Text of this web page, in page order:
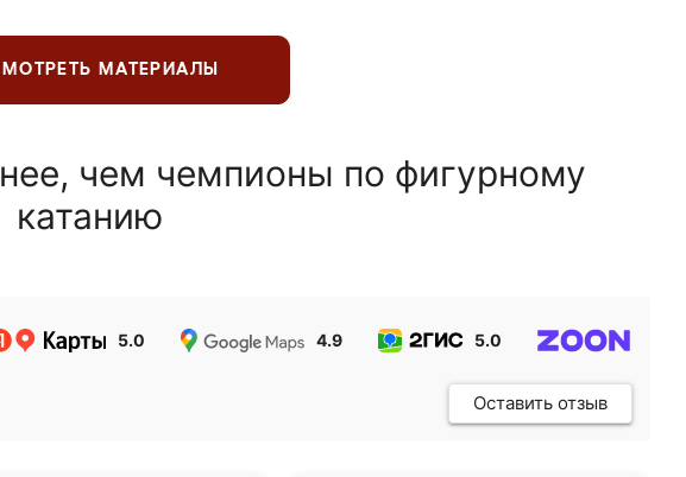
МАТЕРИАЛЫ
чем чемпионы по фигурному
катанию
5.0 4.9 5.0
Оставить отзыв